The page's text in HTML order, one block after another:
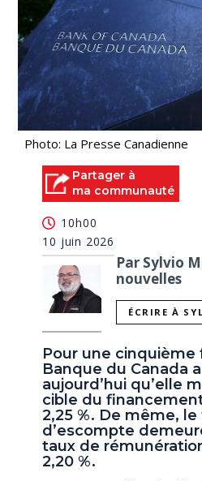
Photo: La Presse Canadienne
Partager à
ma communauté
10h00
10 juin 2026
Par Sylvio
nouvelles
ÉCRIRE À
Pour une
Banque du Canada
aujourd’hui qu’elle
cible du
2,25 %. De même,
d’escompte
taux de
2,20 %.